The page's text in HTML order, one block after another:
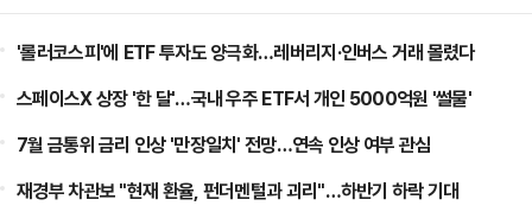
'롤러코스피'에 ETF 투자도 양극화…레버리지·인버스 거래 몰렸다
스페이스X 상장 '한 달'…국내 우주 ETF서 개인 5000억원 '썰물'
7월 금통위 금리 인상 '만장일치' 전망…연속 인상 여부 관심
재경부 차관보 "현재 환율, 펀더멘털과 괴리"…하반기 하락 기대